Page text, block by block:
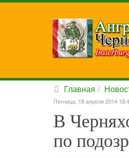
Главная
Пятница, 18 апреля 2014
В
по